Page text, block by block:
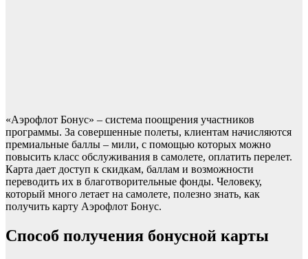
«Аэрофлот Бонус» – система поощрения участников
программы. За совершенные полеты, клиентам начисляются
премиальные баллы – мили, с помощью которых можно
повысить класс обслуживания в самолете, оплатить перелет.
Карта дает доступ к скидкам, баллам и возможности
переводить их в благотворительные фонды. Человеку,
который много летает на самолете, полезно знать, как
получить карту Аэрофлот Бонус.
Способ получения бонусной карты